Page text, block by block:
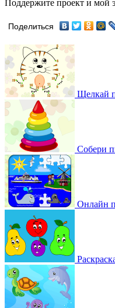
Поддержите проект и мой
Поделиться
Щелкай
Собери
Онлайн